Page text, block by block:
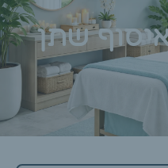
שתן